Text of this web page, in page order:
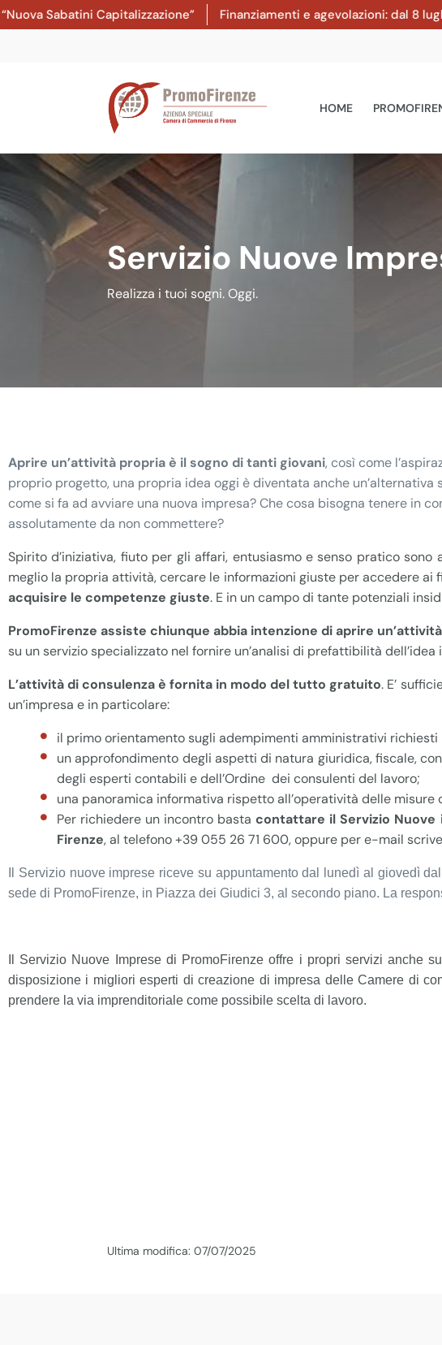
Capitalizzazione” Finanziamenti e agevolazioni: dal 8 luglio le
HOME
Servizio Nuove
Realizza i tuoi sogni. Oggi.
Aprire un’attività propria è il sogno di tanti giovani, così come
proprio progetto, una propria idea oggi è diventata anche
come si fa ad avviare una nuova impresa? Che cosa bisogna tenere in
assolutamente da non commettere?
Spirito d’iniziativa, fiuto per gli affari, entusiasmo e senso pratico
meglio la propria attività, cercare le informazioni giuste per accedere
acquisire le competenze giuste. E in un campo di tante potenziali
PromoFirenze assiste chiunque abbia intenzione di aprire
su un servizio specializzato nel fornire un’analisi di prefattibilità
L’attività di consulenza è fornita in modo del tutto gratuito. E’
un’impresa e in particolare:
il primo orientamento sugli adempimenti amministrativi
un approfondimento degli aspetti di natura giuridica, fiscale,
degli esperti contabili e dell’Ordine dei consulenti del lavoro;
una panoramica informativa rispetto all’operatività delle
Per richiedere un incontro bastacontattare il Servizio Nuove
Firenze, al telefono +39 055 26 71 600, oppure per e-mail
Il Servizio nuove imprese riceve su appuntamento dal lunedì al giovedì
sede di PromoFirenze, in Piazza dei Giudici 3, al secondo piano. La
Il Servizio Nuove Imprese di PromoFirenze offre i propri servizi anche
disposizione i migliori esperti di creazione di impresa delle Camere di
prendere la via imprenditoriale come possibile scelta di lavoro.
Ultima modifica: 07/07/2025